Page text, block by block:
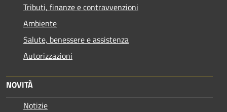
Tributi, finanze e contravvenzioni
Ambiente
Salute, benessere e assistenza
Autorizzazioni
NOVITÀ
Notizie